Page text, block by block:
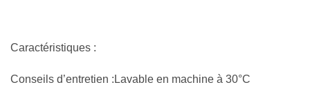
Caractéristiques :
Conseils d’entretien :Lavable en machine à 30°C